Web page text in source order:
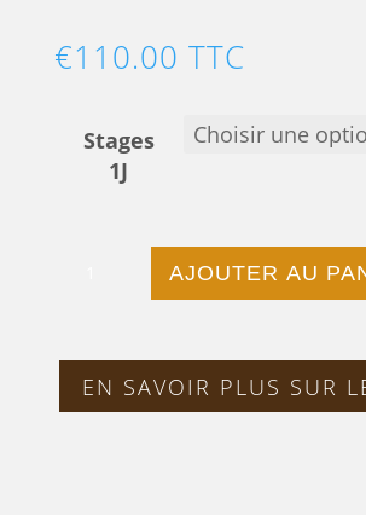
€110.00 TTC
Stages
1J
Stage
Apiculture
AJOUTER AU
EN SAVOIR PLUS SUR